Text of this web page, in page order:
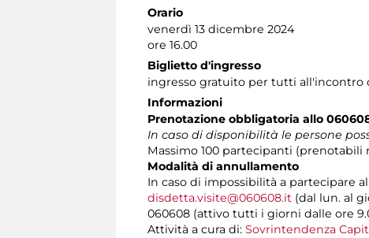
Orario
venerdì 13 dicembre 2024
ore 16.00
Biglietto d'ingresso
ingresso gratuito per tutti all'incontro
Informazioni
Prenotazione obbligatoria allo
In caso di disponibilità le persone
Massimo 100 partecipanti (prenotabili
Modalità di annullamento
In caso di impossibilità a partecipare
disdetta.visite@060608.it (dal lun. al
060608 (attivo tutti i giorni dalle ore
Attività a cura di: Sovrintendenza